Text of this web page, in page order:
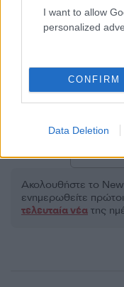
I want to allow
personalized
CONFIRM
Data Deletion
Όροι Χρήσης. Το site
Πολιτική Απορρήτου&
Ακολουθήστε το
ενημερωθείτε
τελευταία νέα της